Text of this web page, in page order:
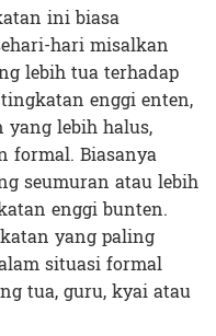
ini biasa
hari misalkan
lebih tua terhadap
enggi enten,
lebih halus,
formal. Biasanya
seumuran atau lebih
enggi bunten.
yang paling
situasi formal
tua, guru, kyai atau